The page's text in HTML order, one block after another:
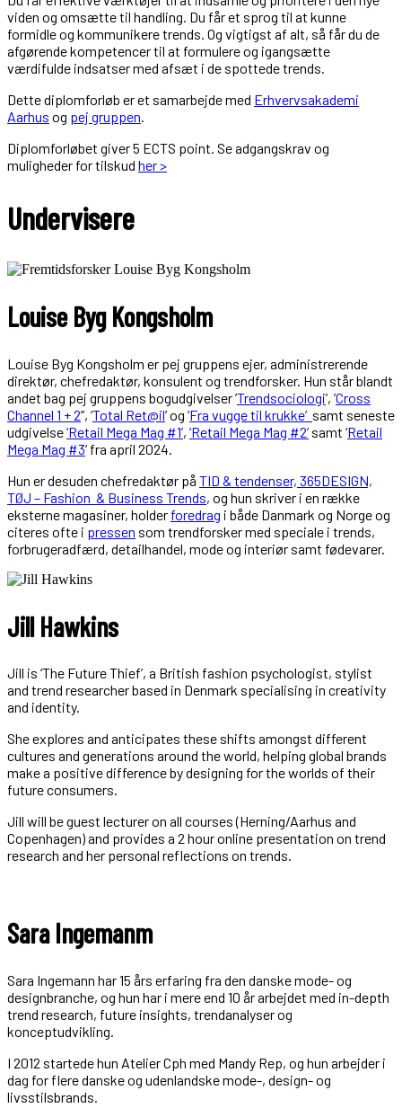
viden og omsætte til handling. Du får et sprog til at kunne
formidle og kommunikere trends. Og vigtigst af alt, så får du de
afgørende kompetencer til at formulere og igangsætte
værdifulde indsatser med afsæt i de spottede trends.
Dette diplomforløb er et samarbejde med Erhvervsakademi
Aarhus og pej gruppen.
Diplomforløbet giver 5 ECTS point. Se adgangskrav og
muligheder for tilskud her >
Undervisere
Louise Byg Kongsholm
Louise Byg Kongsholm er pej gruppens ejer, administrerende
direktør, chefredaktør, konsulent og trendforsker. Hun står blandt
andet bag pej gruppens bogudgivelser ’Trendsociologi’, ’Cross
Channel 1 + 2”, ‘Total Ret@il’ og ‘Fra vugge til krukke’ samt seneste
udgivelse‘Retail Mega Mag #1’, ‘Retail Mega Mag #2’ samt ‘Retail
Mega Mag #3‘ fra april 2024.
Hun er desuden chefredaktør på TID & tendenser, 365DESIGN,
TØJ – Fashion & Business Trends, og hun skriver i en række
eksterne magasiner, holder foredrag i både Danmark og Norge og
citeres ofte i pressen som trendforsker med speciale i trends,
forbrugeradfærd, detailhandel, mode og interiør samt fødevarer.
Jill Hawkins
Jill is ‘The Future Thief’, a British fashion psychologist, stylist
and trend researcher based in Denmark specialising in creativity
and identity.
She explores and anticipates these shifts amongst different
cultures and generations around the world, helping global brands
make a positive difference by designing for the worlds of their
future consumers.
Jill will be guest lecturer on all courses (Herning/Aarhus and
Copenhagen) and provides a 2 hour online presentation on trend
research and her personal reflections on trends.
Sara Ingemanm
Sara Ingemann har 15 års erfaring fra den danske mode- og
designbranche, og hun har i mere end 10 år arbejdet med in-depth
trend research, future insights, trendanalyser og
konceptudvikling.
I 2012 startede hun Atelier Cph med Mandy Rep, og hun arbejder i
dag for flere danske og udenlandske mode-, design- og
livsstilsbrands.